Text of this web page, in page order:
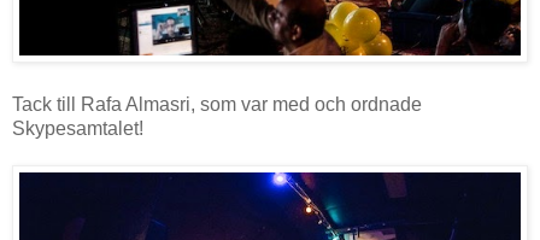
Tack till Rafa Almasri, som var med och ordnade
Skypesamtalet!